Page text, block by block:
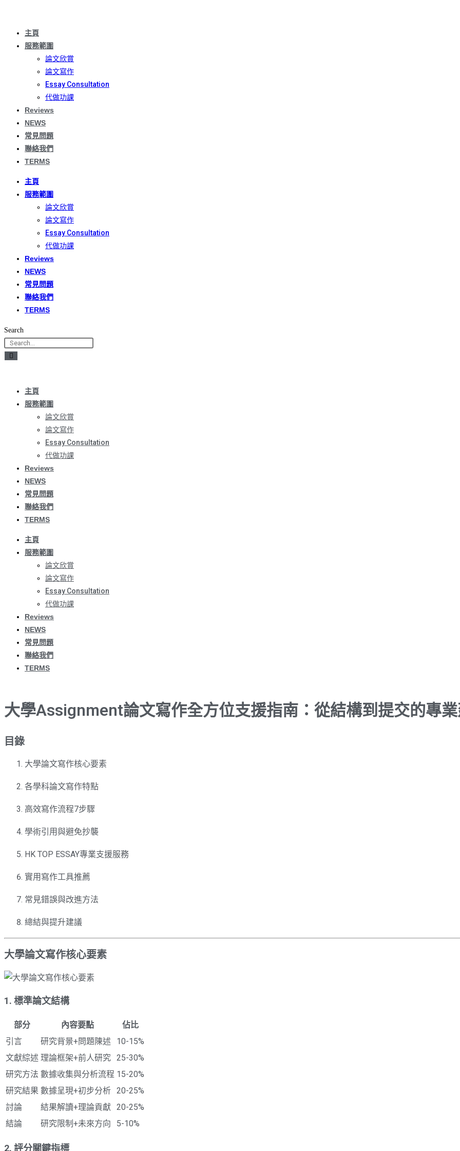
content 主頁
服務範圍
論文欣賞
論文寫作
Essay Consultation
代做功課
Reviews
NEWS
常見問題
聯絡我們
TERMS
主頁
服務範圍
論文欣賞
論文寫作
Essay Consultation
代做功課
Reviews
NEWS
常見問題
聯絡我們
TERMS
Search
主頁
服務範圍
論文欣賞
論文寫作
Essay Consultation
代做功課
Reviews
NEWS
常見問題
聯絡我們
TERMS
主頁
服務範圍
論文欣賞
論文寫作
Essay Consultation
代做功課
Reviews
NEWS
常見問題
聯絡我們
TERMS
大學Assignment論文寫作全方位支援指南：從結構到提交的專
目錄
大學論文寫作核心要素
各學科論文寫作特點
高效寫作流程7步驟
學術引用與避免抄襲
HK TOP ESSAY專業支援服務
實用寫作工具推薦
常見錯誤與改進方法
總結與提升建議
大學論文寫作核心要素
1. 標準論文結構
部分 內容要點
佔比
引言
研究背景+問題陳述
10-15%
文獻綜述 理論框架+前人研究 25-30%
研究方法 數據收集與分析流程 15-20%
研究結果 數據呈現+初步分析 20-25%
討論
結果解讀+理論貢獻 20-25%
結論
研究限制+未來方向 5-10%
2. 評分關鍵指標